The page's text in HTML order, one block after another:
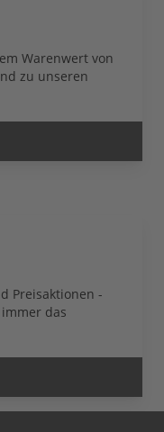
Warenwert von
zu unseren
Preisaktionen -
das